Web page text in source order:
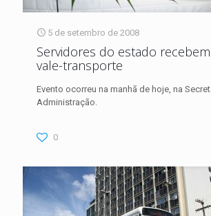
5 de setembro de 2008
Servidores do estado
vale-transporte
Evento ocorreu na manhã de hoje, na
Administração.
0